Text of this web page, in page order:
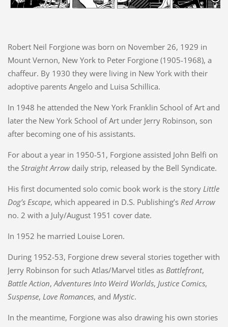
Robert Neil Forgione was born on November 26, 1929 in
Mount Vernon, New York to Peter Forgione (1905-1968), a
chaffeur. By 1930 they were living in New York with their
adoptive parents Angelo and Luisa Schillica.
In 1948 he attended the New York Franklin School of Art and
later the New York School of Art under Jerry Robinson, son
after becoming one of his assistants.
For about a year in 1950-51, Forgione assisted John Belfi on
the Straight Arrowdaily strip, released by the Bell Syndicate.
His first documented solo comic book work is the story Little
Dog’s Escape, which appeared in D.S. Publishing’s Red Arrow
no. 2 with a July/August 1951 cover date.
In 1952 he married Louise Loren.
During 1952-53, Forgione drew several stories together with
Jerry Robinson for such Atlas/Marvel titles as Battlefront,
Battle Action, Adventures Into Weird Worlds, Justice Comics,
Suspense, Love Romances, and Mystic.
In the meantime, Forgione was also drawing his own stories